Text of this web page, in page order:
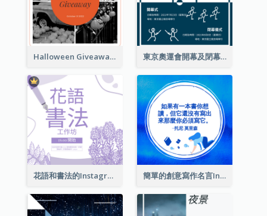
Halloween Giveaway Instagram Post 東京奧運會開幕及閉幕式Instagram帖子
花語和書法的Instagram帖子 簡單的創意寫作名言Instagram帖子